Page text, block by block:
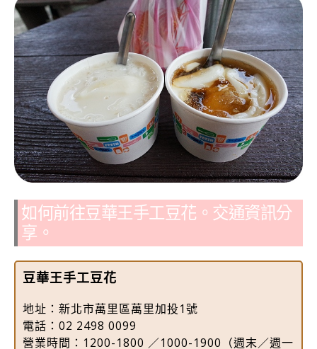
如何前往豆華王手工豆花。交通資訊分
享。
豆華王手工豆花
地址：新北市萬里區萬里加投1號
電話：02 2498 0099
營業時間：1200-1800 ／1000-1900（週末／週一